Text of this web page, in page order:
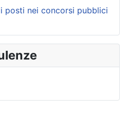
posti nei concorsi pubblici